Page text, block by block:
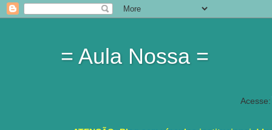
= Aula Nossa =
Acesse: